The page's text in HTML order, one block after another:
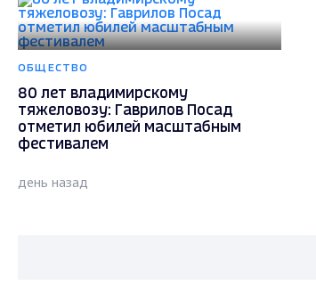
ОБЩЕСТВО
80 лет владимирскому
тяжеловозу: Гаврилов Посад
отметил юбилей масштабным
фестивалем
день назад